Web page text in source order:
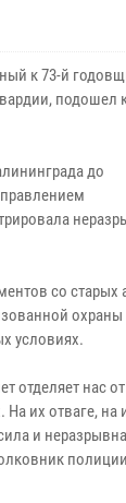
к 73-й
подошел
до
со старых
охраны
условиях.
отделяет нас
их отваге, на
и